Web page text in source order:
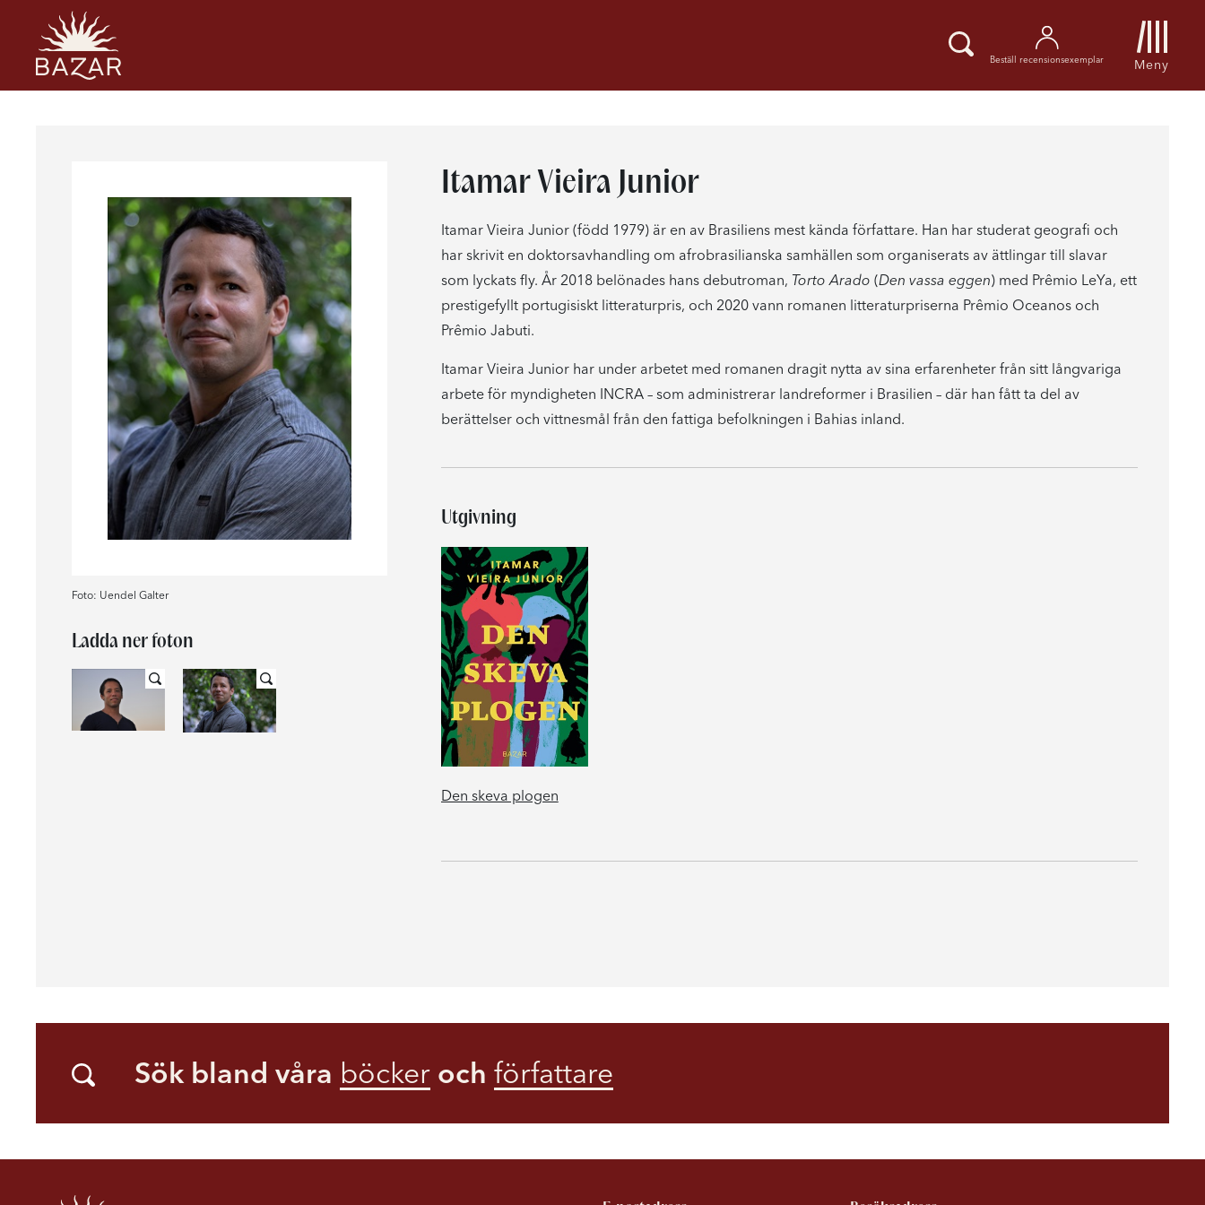
Beställ recensionsexemplar Meny
Foto: Uendel Galter
Ladda ner foton
Itamar Vieira Junior
Itamar Vieira Junior (född 1979) är en av Brasiliens mest kända författare. Han har studerat geografi och
har skrivit en doktorsavhandling om afrobrasilianska samhällen som organiserats av ättlingar till slavar
som lyckats fly. År 2018 belönades hans debutroman, Torto Arado (Den vassa eggen) med Prêmio LeYa, ett
prestigefyllt portugisiskt litteraturpris, och 2020 vann romanen litteraturpriserna Prêmio Oceanos och
Prêmio Jabuti.
Itamar Vieira Junior har under arbetet med romanen dragit nytta av sina erfarenheter från sitt långvariga
arbete för myndigheten INCRA – som administrerar landreformer i Brasilien – där han fått ta del av
berättelser och vittnesmål från den fattiga befolkningen i Bahias inland.
Utgivning
Den skeva plogen
Sök bland våra böcker och författare